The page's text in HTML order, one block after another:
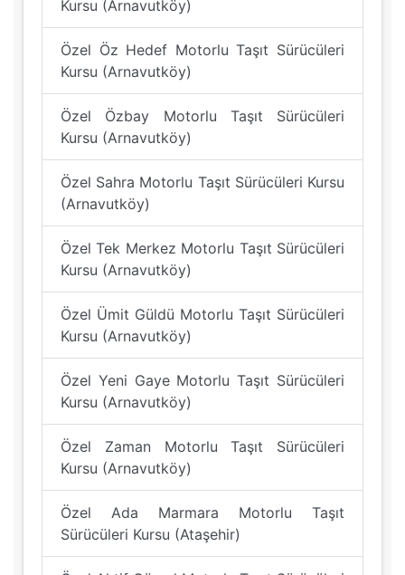
Kursu (Arnavutköy)
Özel Öz Hedef Motorlu Taşıt Sürücüleri
Kursu (Arnavutköy)
Özel Özbay Motorlu Taşıt Sürücüleri
Kursu (Arnavutköy)
Özel Sahra Motorlu Taşıt Sürücüleri Kursu
(Arnavutköy)
Özel Tek Merkez Motorlu Taşıt Sürücüleri
Kursu (Arnavutköy)
Özel Ümit Güldü Motorlu Taşıt Sürücüleri
Kursu (Arnavutköy)
Özel Yeni Gaye Motorlu Taşıt Sürücüleri
Kursu (Arnavutköy)
Özel Zaman Motorlu Taşıt Sürücüleri
Kursu (Arnavutköy)
Özel Ada Marmara Motorlu Taşıt
Sürücüleri Kursu (Ataşehir)